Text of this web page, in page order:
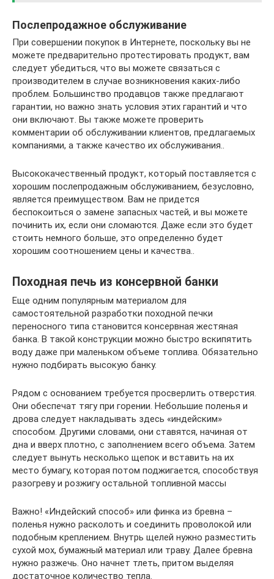
Послепродажное обслуживание
При совершении покупок в Интернете, поскольку вы не
можете предварительно протестировать продукт, вам
следует убедиться, что вы можете связаться с
производителем в случае возникновения каких-либо
проблем. Большинство продавцов также предлагают
гарантии, но важно знать условия этих гарантий и что
они включают. Вы также можете проверить
комментарии об обслуживании клиентов, предлагаемых
компаниями, а также качество их обслуживания..
Высококачественный продукт, который поставляется с
хорошим послепродажным обслуживанием, безусловно,
является преимуществом. Вам не придется
беспокоиться о замене запасных частей, и вы можете
починить их, если они сломаются. Даже если это будет
стоить немного больше, это определенно будет
хорошим соотношением цены и качества..
Походная печь из консервной банки
Еще одним популярным материалом для
самостоятельной разработки походной печки
переносного типа становится консервная жестяная
банка. В такой конструкции можно быстро вскипятить
воду даже при маленьком объеме топлива. Обязательно
нужно подбирать высокую банку.
Рядом с основанием требуется просверлить отверстия.
Они обеспечат тягу при горении. Небольшие поленья и
дрова следует накладывать здесь «индейским»
способом. Другими словами, они ставятся, начиная от
дна и вверх плотно, с заполнением всего объема. Затем
следует вынуть несколько щепок и вставить на их
место бумагу, которая потом поджигается, способствуя
разогреву и розжигу остальной топливной массы
Важно! «Индейский способ» или финка из бревна –
поленья нужно расколоть и соединить проволокой или
подобным креплением. Внутрь щелей нужно разместить
сухой мох, бумажный материал или траву. Далее бревна
нужно разжечь. Оно начнет тлеть, притом выделяя
достаточное количество тепла.